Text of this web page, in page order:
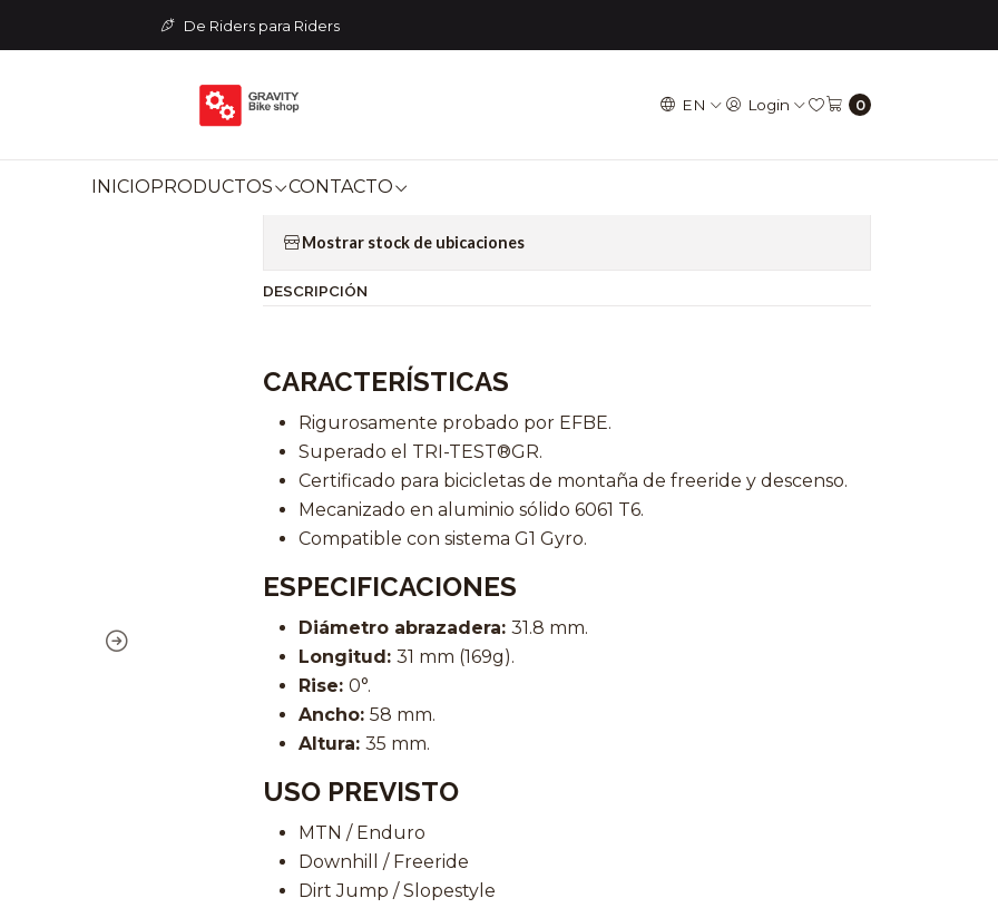
EN Login 0
INICIOPRODUCTOS CONTACTO
De Riders para Riders
COMPONENTES Tee TEE TITLE ST1 31.8 x 35 - Bronce
|
TEE TITLE ST1 31.8 x 35 - Bronce
Add to Wishlist
Mostrar stock de ubicaciones
DESCRIPCIÓN
CARACTERÍSTICAS
Rigurosamente probado por EFBE.
Superado el TRI-TEST®GR.
Certificado para bicicletas de montaña de freeride y descenso.
Mecanizado en aluminio sólido 6061 T6.
Compatible con sistema G1 Gyro.
ESPECIFICACIONES
Diámetro abrazadera: 31.8 mm.
Longitud: 31 mm (169g).
Rise: 0°.
Ancho: 58 mm.
Altura: 35 mm.
USO PREVISTO
MTN / Enduro
Downhill / Freeride
Dirt Jump / Slopestyle